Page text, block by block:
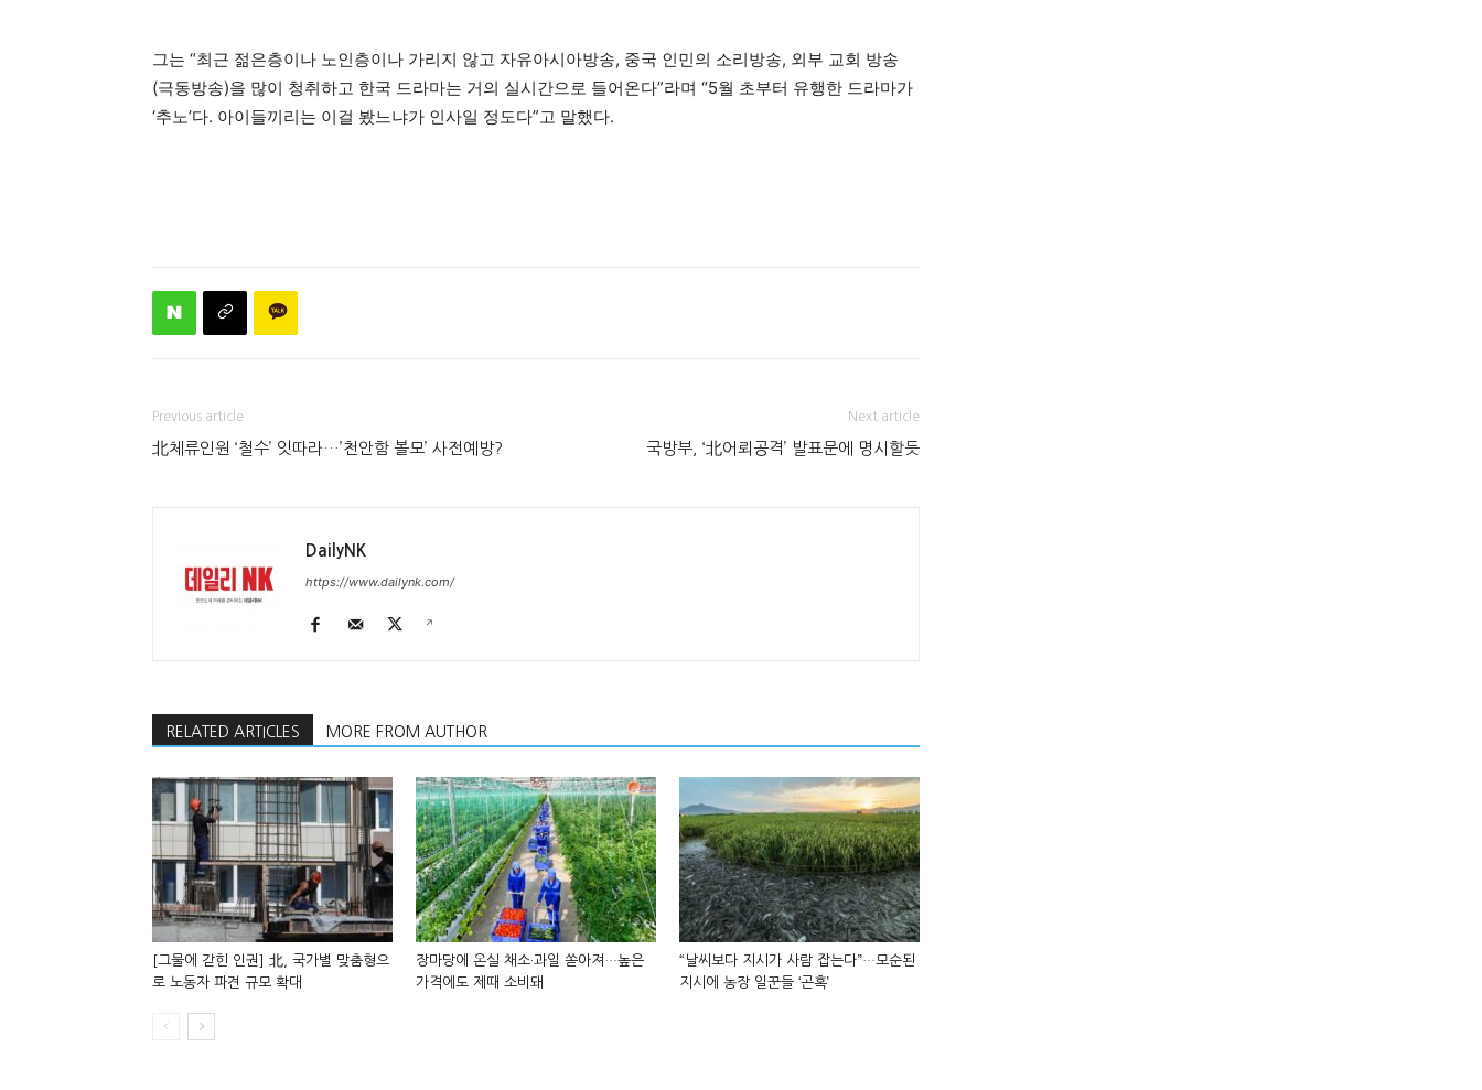
그는 “최근 젊은층이나 노인층이나 가리지 않고 자유아시아방송, 중국 인민의 소리방송, 외부 교회 방송
(극동방송)을 많이 청취하고 한국 드라마는 거의 실시간으로 들어온다”라며 “5월 초부터 유행한 드라마가
‘추노’다. 아이들끼리는 이걸 봤느냐가 인사일 정도다”고 말했다.
Previous article
北체류인원 ‘철수’ 잇따라…’천안함 볼모’ 사전예방?
Next article
국방부, ‘北어뢰공격’ 발표문에 명시할듯
DailyNK
https://www.dailynk.com/
RELATED ARTICLES MORE FROM AUTHOR
[그물에 갇힌 인권] 北, 국가별 맞춤형으
로 노동자 파견 규모 확대
장마당에 온실 채소·과일 쏟아져…높은
가격에도 제때 소비돼
“날씨보다 지시가 사람 잡는다”…모순된
지시에 농장 일꾼들 ‘곤혹’